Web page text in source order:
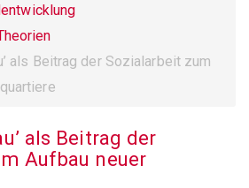
als Beitrag der Sozialarbeit zum
als Beitrag der
Aufbau neuer